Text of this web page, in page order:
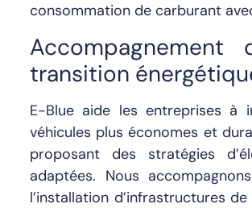
consommation de carburant
Accompagnement
transition
E-Blue aide les entreprises à
véhicules plus économes et
proposant des stratégies
adaptées. Nous
l’installation d’infrastructures